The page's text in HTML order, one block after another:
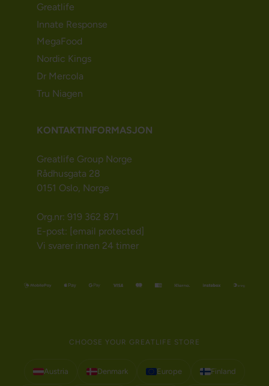
Greatlife
Innate Response
MegaFood
Nordic Kings
Dr Mercola
Tru Niagen
KONTAKTINFORMASJON
Greatlife Group Norge
Rådhusgata 28
0151 Oslo, Norge
Org.nr: 919 362 871
E-post: [email protected]
Vi svarer innen 24 timer
CHOOSE YOUR GREATLIFE STORE
Austria Denmark Europe Finland